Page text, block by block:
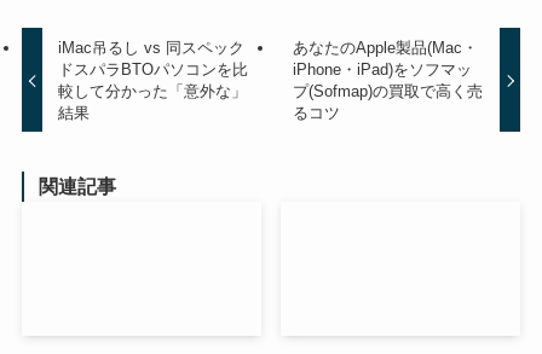
iMac吊るし vs 同スペック
ドスパラBTOパソコンを比
較して分かった「意外な」
結果
あなたのApple製品(Mac・
iPhone・iPad)をソフマッ
プ(Sofmap)の買取で高く売
るコツ
関連記事